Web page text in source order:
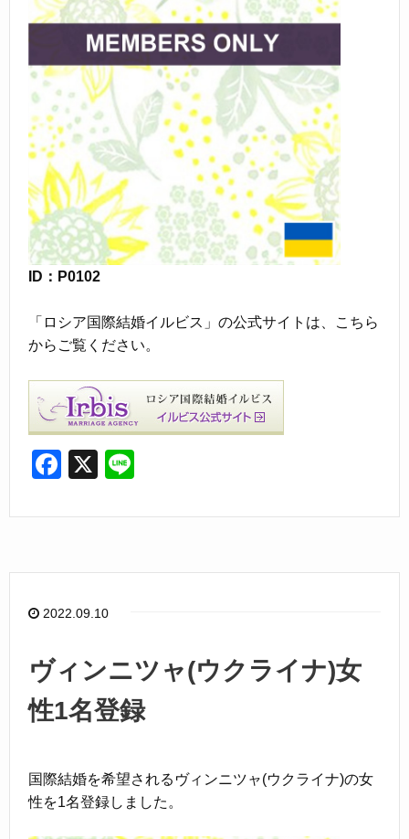
ID：P0102
「ロシア国際結婚イルビス」の公式サイトは、こちら
からご覧ください。
F
c
b
o
k
X
e
2022.09.10
ヴィンニツャ(ウクライナ)女
性1名登録
国際結婚を希望されるヴィンニツャ(ウクライナ)の女
性を1名登録しました。